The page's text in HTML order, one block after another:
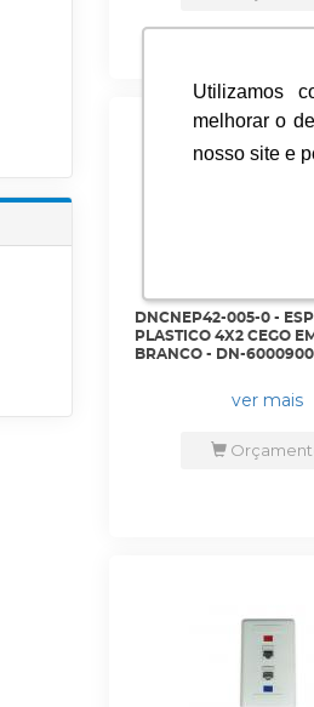
Utilizamos
melhorar o
nosso site e
Utilizamos
melhorar o
nosso site e
DNCNEP42-005-0 -
PLASTICO 4X2 CEGO
BRANCO - DN-
ver mais